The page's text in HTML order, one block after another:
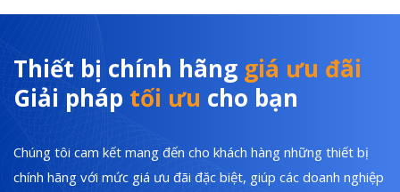
Thiết bị chính hãng giá ưu đãi
Giải pháp tối ưu cho bạn
Chúng tôi cam kết mang đến cho khách hàng những thiết bị
chính hãng với mức giá ưu đãi đặc biệt, giúp các doanh nghiệp